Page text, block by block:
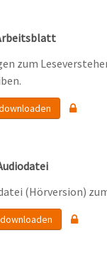
zum
(Hörversion)